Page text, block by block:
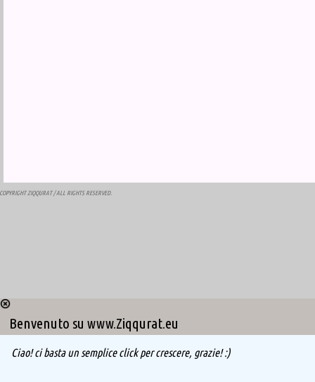
ZIQQURAT/ ALL RIGHTS RESERVED.
Benvenuto su www.Ziqqurat.eu
Ciao! ci basta un semplice click per crescere, grazie! :)